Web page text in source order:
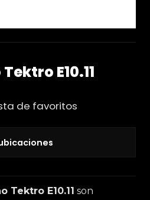
E10.11
de favoritos
Tektro E10.11 son